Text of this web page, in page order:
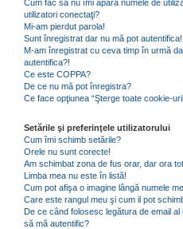
Cum fac să nu îmi apară numele de
utilizatori conectaţi?
Mi-am pierdut parola!
Sunt înregistrat dar nu mă pot autentifica!
M-am înregistrat cu ceva timp în urmă
autentifica?!
Ce este COPPA?
De ce nu mă pot înregistra?
Ce face opţiunea “Şterge toate cookie-
Setările şi preferinţele utilizatorului
Cum îmi schimb setările?
Orele nu sunt corecte!
Am schimbat zona de fus orar, dar ora
Limba mea nu este în listă!
Cum pot afişa o imagine lângă numele
Care este rangul meu şi cum il pot
De ce când folosesc legătura de email
să mă autentific?